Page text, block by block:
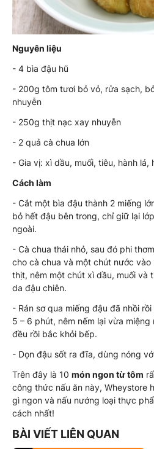
Nguyên liệu
- 4 bìa đậu hũ
- 200g tôm tươi bỏ vỏ, rửa sạch,
nhuyễn
- 250g thịt nạc xay nhuyễn
- 2 quả cà chua lớn
- Gia vị: xì dầu, muối, tiêu, hành lá,
Cách làm
- Cắt một bìa đậu thành 2 miếng
bỏ hết đậu bên trong, chỉ giữ lại
ngoài.
- Cà chua thái nhỏ, sau đó phi
cho cà chua và một chút nước vào
thịt, nêm một chút xì dầu, muối và
da đậu chiên.
- Rán sơ qua miếng đậu đã nhồi
5 – 6 phút, nêm nếm lại vừa
đều rồi bắc khỏi bếp.
- Dọn đậu sốt ra đĩa, dùng nóng
Trên đây là 10 món ngon từ tôm
công thức nấu ăn này, Wheystore
gì ngon và nấu nướng loại thực
cách nhất!
BÀI VIẾT LIÊN QUAN